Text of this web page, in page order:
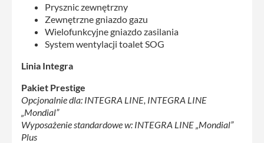
Prysznic zewnętrzny
Zewnętrzne gniazdo gazu
Wielofunkcyjne gniazdo zasilania
System wentylacji toalet SOG
Linia Integra
Pakiet Prestige
Opcjonalnie dla: INTEGRA LINE, INTEGRA LINE
„Mondial”
Wyposażenie standardowe w: INTEGRA LINE „Mondial”
Plus